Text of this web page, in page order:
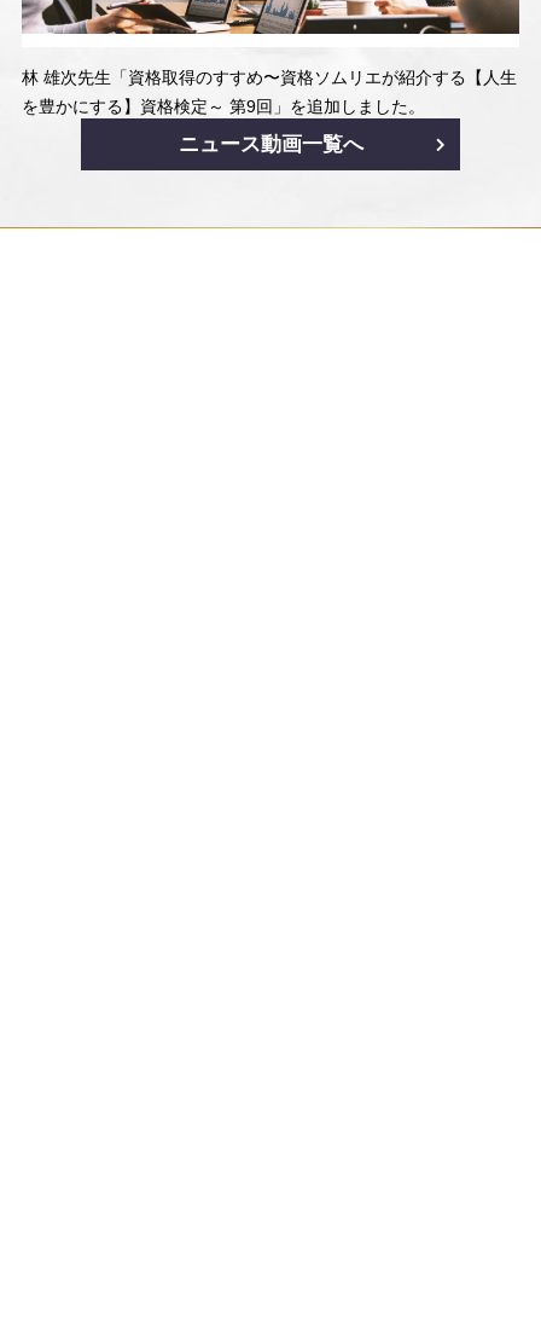
ニュース動画一覧へ
林 雄次先生「資格取得のすすめ〜資格ソムリエが紹介する【人生
を豊かにする】資格検定～ 第9回」を追加しました。